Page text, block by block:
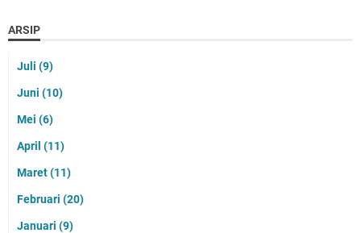
ARSIP
Juli (9)
Juni (10)
Mei (6)
April (11)
Maret(11)
Februari (20)
Januari (9)